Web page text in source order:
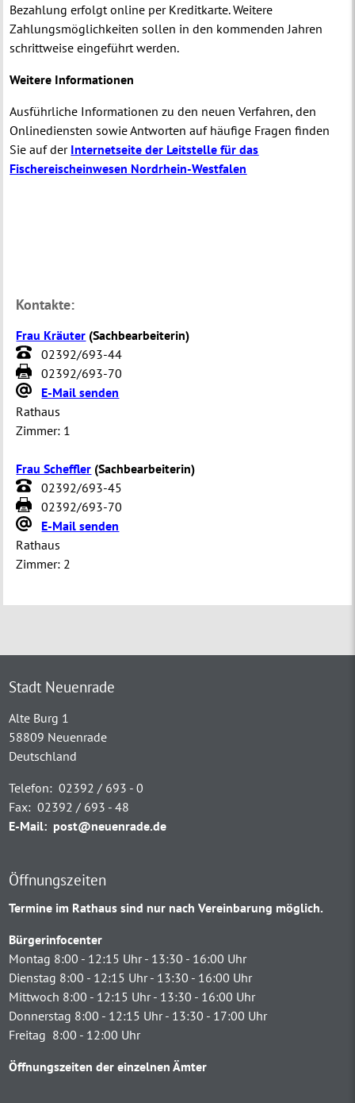
Bezahlung erfolgt online per Kreditkarte. Weitere
Zahlungsmöglichkeiten sollen in den kommenden Jahren
schrittweise eingeführt werden.
Weitere Informationen
Ausführliche Informationen zu den neuen Verfahren, den
Onlinediensten sowie Antworten auf häufige Fragen finden
Sie auf der Internetseite der Leitstelle für das
Fischereischeinwesen Nordrhein-Westfalen
Kontakte:
Frau Kräuter (Sachbearbeiterin)
02392/693-44
02392/693-70
E-Mail senden
Rathaus
Zimmer: 1
Frau Scheffler (Sachbearbeiterin)
02392/693-45
02392/693-70
E-Mail senden
Rathaus
Zimmer: 2
Stadt Neuenrade
Alte Burg 1
58809 Neuenrade
Deutschland
Telefon: 02392 / 693 - 0
Fax: 02392 / 693 - 48
E-Mail: post@neuenrade.de
Öffnungszeiten
Termine im Rathaus sind nur nach Vereinbarung möglich.
Bürgerinfocenter
Montag 8:00 - 12:15 Uhr - 13:30 - 16:00 Uhr
Dienstag 8:00 - 12:15 Uhr - 13:30 - 16:00 Uhr
Mittwoch 8:00 - 12:15 Uhr - 13:30 - 16:00 Uhr
Donnerstag 8:00 - 12:15 Uhr - 13:30 - 17:00 Uhr
Freitag 8:00 - 12:00 Uhr
Öffnungszeiten der einzelnen Ämter